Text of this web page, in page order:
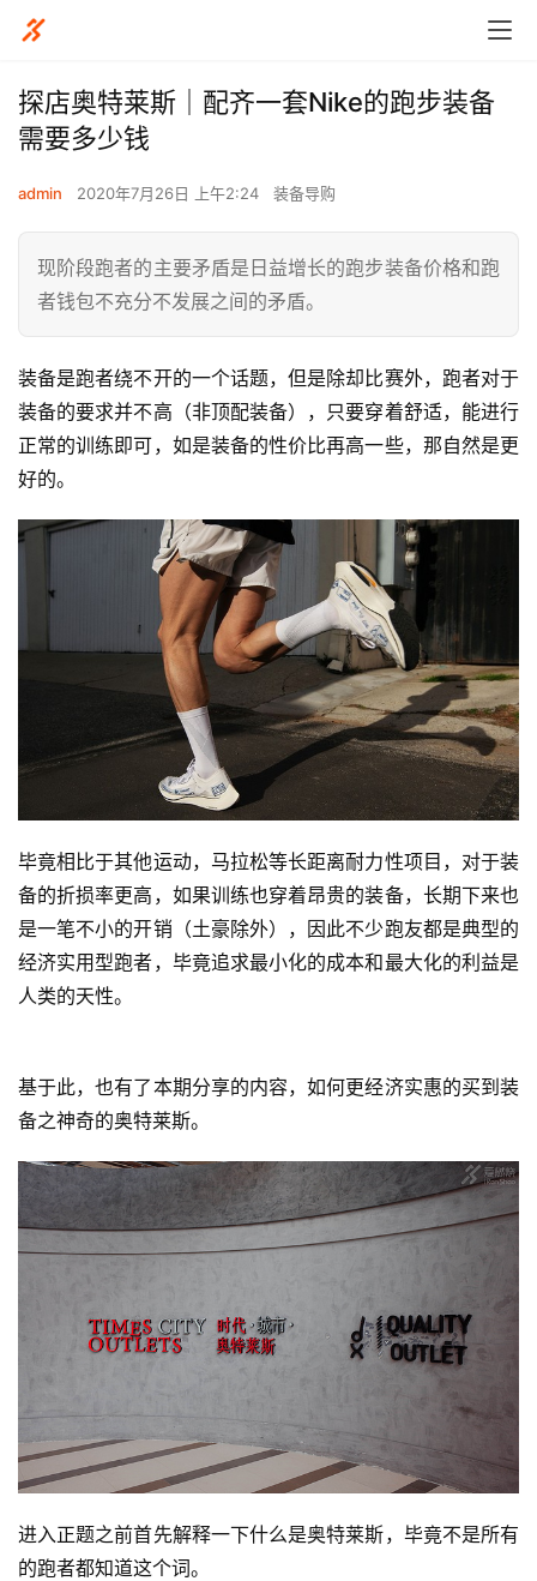
探店奥特莱斯｜配齐一套Nike的跑步装备
需要多少钱
admin 2020年7月26日 上午2:24 装备导购
现阶段跑者的主要矛盾是日益增长的跑步装备价格和跑
者钱包不充分不发展之间的矛盾。
装备是跑者绕不开的一个话题，但是除却比赛外，跑者对于
装备的要求并不高（非顶配装备），只要穿着舒适，能进行
正常的训练即可，如是装备的性价比再高一些，那自然是更
好的。
毕竟相比于其他运动，马拉松等长距离耐力性项目，对于装
备的折损率更高，如果训练也穿着昂贵的装备，长期下来也
是一笔不小的开销（土豪除外），因此不少跑友都是典型的
经济实用型跑者，毕竟追求最小化的成本和最大化的利益是
人类的天性。
基于此，也有了本期分享的内容，如何更经济实惠的买到装
备之神奇的奥特莱斯。
进入正题之前首先解释一下什么是奥特莱斯，毕竟不是所有
的跑者都知道这个词。